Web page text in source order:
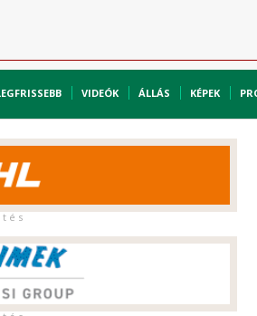
VIDEÓK ÁLLÁS KÉPEK
t é s